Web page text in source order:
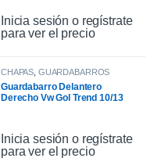
Inicia sesión o regístrate
para ver el precio
CHAPAS GUARDABARROS
Guardabarro Delantero
Derecho Vw Gol Trend 10/13
Inicia sesión o regístrate
para ver el precio